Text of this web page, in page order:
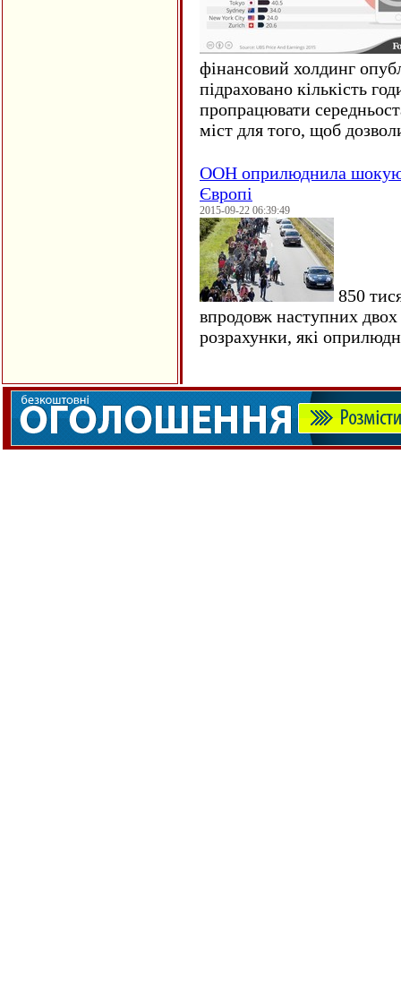
фінансовий холдинг
підраховано кількість
пропрацювати
міст для того, щоб
ООН оприлюднила
Європі
2015-09-22 06:39:49
850
впродовж наступних
розрахунки, які